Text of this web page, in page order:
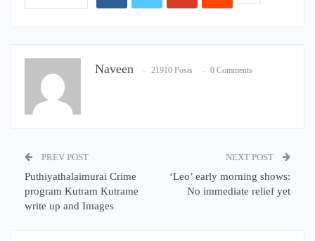
Naveen 21910 Posts 0 Comments
PREV POST
Puthiyathalaimurai Crime
program Kutram Kutrame
write up and Images
NEXT POST
‘Leo’ early morning shows:
No immediate relief yet